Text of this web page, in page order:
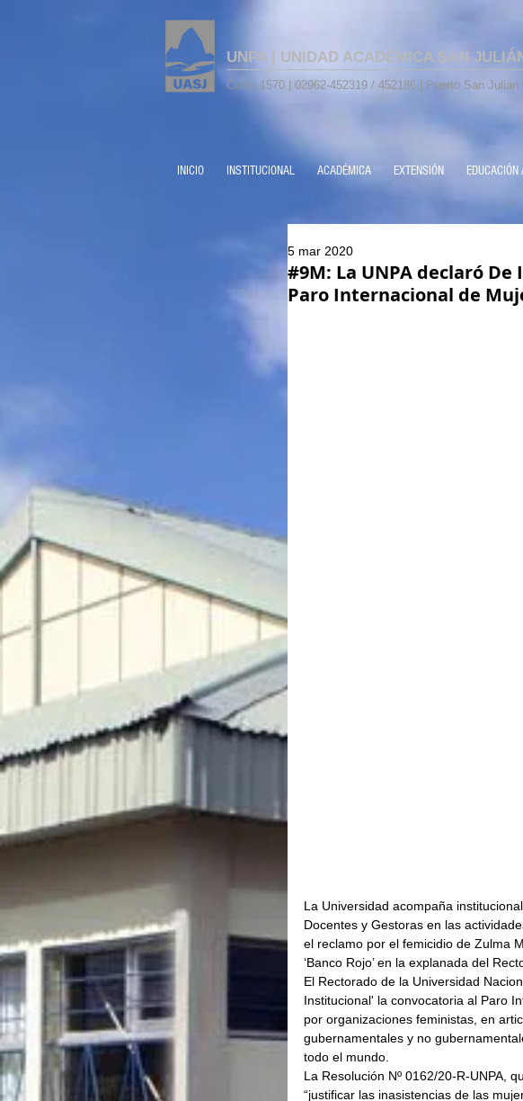
UNPA | UNIDAD ACADÉMICA SAN
Colón 1570 | 02962-452319 / 452186 | Puerto San
INICIO INSTITUCIONAL ACADÉMICA EXTENSIÓN
#9M: La UNPA declaró
Paro Internacional de
5 mar 2020
La Universidad acompaña
Docentes y Gestoras en las
el reclamo por el femicidio de Zulma
‘Banco Rojo’ en la explanada del
El Rectorado de la Universidad
Institucional' la convocatoria al Paro
por organizaciones feministas, en
gubernamentales y no
todo el mundo.
La Resolución Nº 0162/20-R-UNPA,
“justificar las inasistencias de las